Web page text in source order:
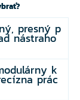
presný p
nástraho
k
prác